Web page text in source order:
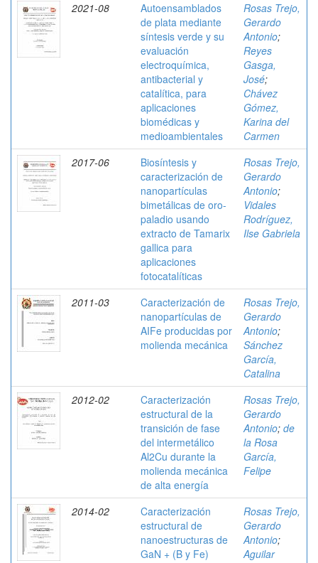
2021-08
Autoensamblados
de plata mediante
síntesis verde y su
evaluación
electroquímica,
antibacterial y
catalítica, para
aplicaciones
biomédicas y
medioambientales
Rosas Trejo,
Gerardo
Antonio;
Reyes
Gasga,
José;
Chávez
Gómez,
Karina del
Carmen
2017-06
Biosíntesis y
caracterización de
nanopartículas
bimetálicas de oro-
paladio usando
extracto de Tamarix
gallica para
aplicaciones
fotocatalíticas
Rosas Trejo,
Gerardo
Antonio;
Vidales
Rodríguez,
Ilse Gabriela
2011-03
Caracterización de
nanopartículas de
AIFe producidas por
molienda mecánica
Rosas Trejo,
Gerardo
Antonio;
Sánchez
García,
Catalina
2012-02
Caracterización
estructural de la
transición de fase
del intermetálico
Al2Cu durante la
molienda mecánica
de alta energía
Rosas Trejo,
Gerardo
Antonio; de
la Rosa
García,
Felipe
2014-02
Caracterización
estructural de
nanoestructuras de
GaN + (B y Fe)
Rosas Trejo,
Gerardo
Antonio;
Aguilar